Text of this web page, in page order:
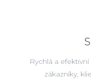
Rychlá a
zákazníky,